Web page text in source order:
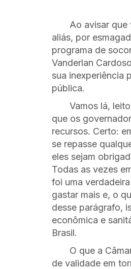
Ao avisar
aliás, por
programa de
Vanderlan
sua inexperiência
pública.
Vamos lá,
que os
recursos. Certo:
se repasse
eles sejam
Todas as vezes
foi uma
gastar mais e, o
desse parágrafo,
econômica e
Brasil.
O que a
de validade em